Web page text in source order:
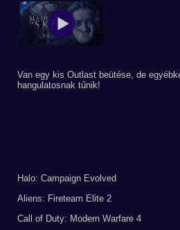
Van egy kis Outlast beütése, de
hangulatosnak tűnik!
Halo: Campaign Evolved
Aliens: Fireteam Elite 2
Call of Duty: Modern Warfare 4